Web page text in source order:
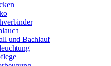
und Bachlauf